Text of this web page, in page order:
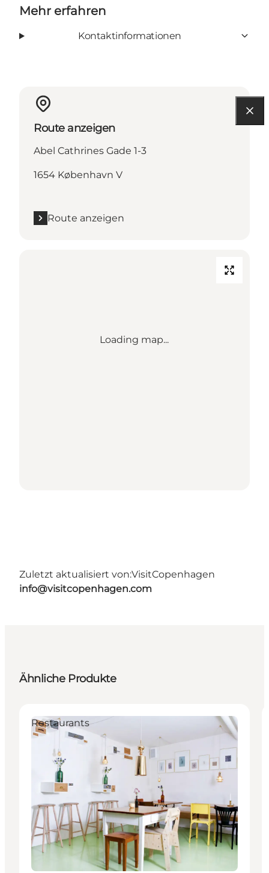
Mehr erfahren
Kontaktinformationen
Route anzeigen
Abel Cathrines Gade 1-3
1654 København V
Route anzeigen
Loading map...
Zuletzt aktualisiert von:VisitCopenhagen
info@visitcopenhagen.com
Ähnliche Produkte
Restaurants